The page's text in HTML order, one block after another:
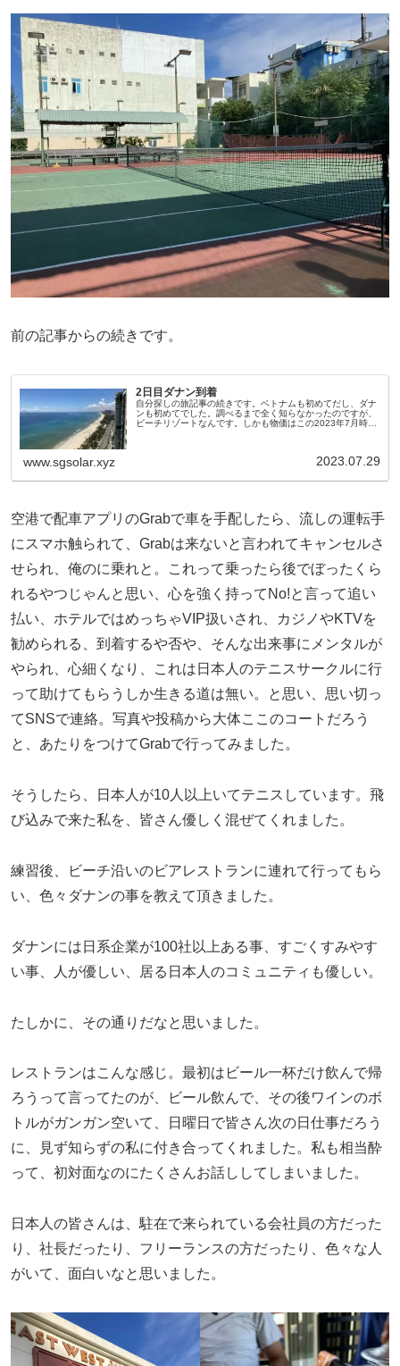
前の記事からの続きです。
2日目ダナン到着
自分探しの旅記事の続きです。ベトナムも初めてだし、ダナ
ンも初めてでした。調べるまで全く知らなかったのですが、
ビーチリゾートなんです。しかも物価はこの2023年7月時点
www.sgsolar.xyz 2023.07.29
空港で配車アプリのGrabで車を手配したら、流しの運転手
にスマホ触られて、Grabは来ないと言われてキャンセルさ
せられ、俺のに乗れと。これって乗ったら後でぼったくら
れるやつじゃんと思い、心を強く持ってNo!と言って追い
払い、ホテルではめっちゃVIP扱いされ、カジノやKTVを
勧められる、到着するや否や、そんな出来事にメンタルが
やられ、心細くなり、これは日本人のテニスサークルに行
って助けてもらうしか生きる道は無い。と思い、思い切っ
てSNSで連絡。写真や投稿から大体ここのコートだろう
と、あたりをつけてGrabで行ってみました。
そうしたら、日本人が10人以上いてテニスしています。飛
び込みで来た私を、皆さん優しく混ぜてくれました。
練習後、ビーチ沿いのビアレストランに連れて行ってもら
い、色々ダナンの事を教えて頂きました。
ダナンには日系企業が100社以上ある事、すごくすみやす
い事、人が優しい、居る日本人のコミュニティも優しい。
たしかに、その通りだなと思いました。
レストランはこんな感じ。最初はビール一杯だけ飲んで帰
ろうって言ってたのが、ビール飲んで、その後ワインのボ
トルがガンガン空いて、日曜日で皆さん次の日仕事だろう
に、見ず知らずの私に付き合ってくれました。私も相当酔
って、初対面なのにたくさんお話ししてしまいました。
日本人の皆さんは、駐在で来られている会社員の方だった
り、社長だったり、フリーランスの方だったり、色々な人
がいて、面白いなと思いました。